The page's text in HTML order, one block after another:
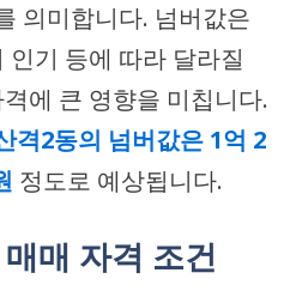
의미합니다. 넘버값은
기 등에 따라 달라질
에 큰 영향을 미칩니다.
격2동의 넘버값은 1억 2
정도로 예상됩니다.
매 자격 조건